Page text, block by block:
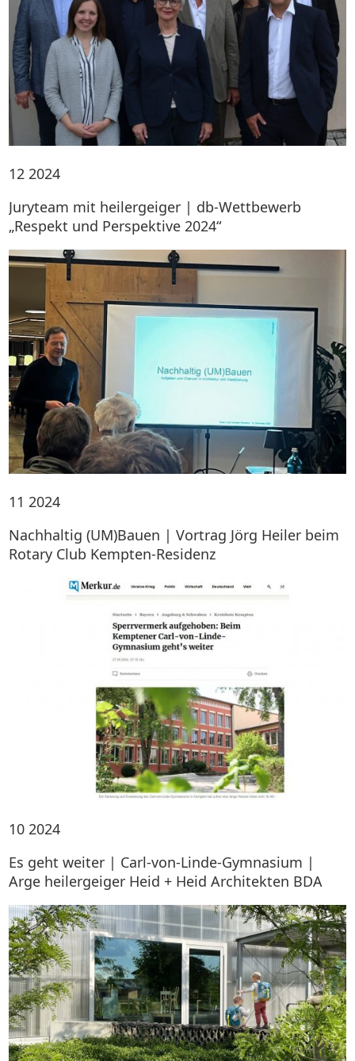
12 2024
Juryteam mit heilergeiger | db-Wettbewerb
„Respekt und Perspektive 2024“
11 2024
Nachhaltig (UM)Bauen | Vortrag Jörg Heiler beim
Rotary Club Kempten-Residenz
10 2024
Es geht weiter | Carl-von-Linde-Gymnasium |
Arge heilergeiger Heid + Heid Architekten BDA